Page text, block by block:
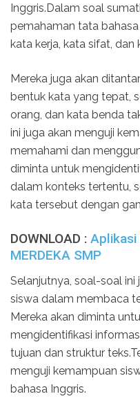
Inggris.Dalam soal
pemahaman tata
kata kerja, kata sifat,
Mereka juga akan
bentuk kata yang tepat,
orang, dan kata benda
ini juga akan menguji
memahami dan
diminta untuk
dalam konteks tertentu,
kata tersebut dengan
DOWNLOAD : Aplikasi
MERDEKA SMP
Selanjutnya, soal-soal
siswa dalam membaca
Mereka akan diminta
mengidentifikasi
tujuan dan struktur
menguji kemampuan
bahasa Inggris.